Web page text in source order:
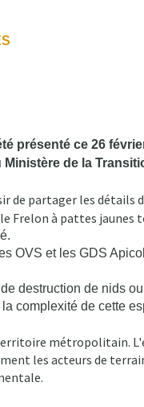
présenté ce 26
de la
de partager les détails
Frelon à pattes jaunes
et les GDS
destruction de nids
complexité de cette
métropolitain.
les acteurs de